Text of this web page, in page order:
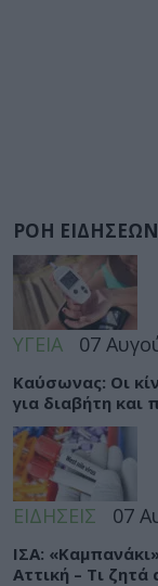
ΡΟΗ ΕΙΔΗΣΕΩΝ
ΥΓΕΙΑ 07
Καύσωνας: Οι
για διαβήτη και
ΕΙΔΗΣΕΙΣ 07
ΙΣΑ:
Αττική – Τι ζητά